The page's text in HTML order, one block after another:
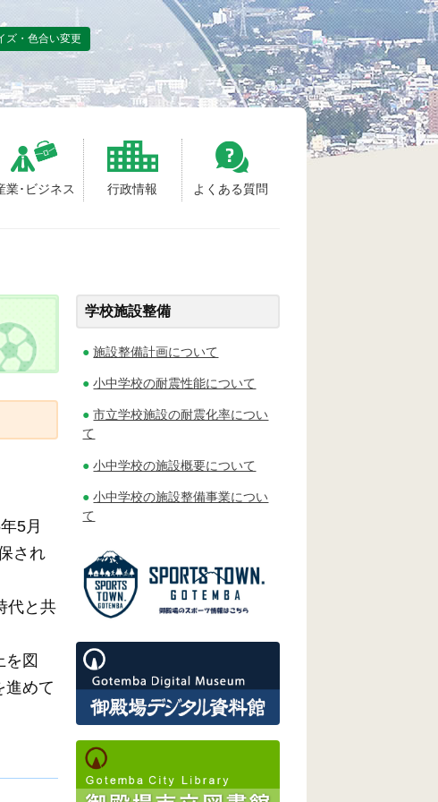
業･ビジネス 行政情報 よくある質問
ズ・色合い変更
5月
され
代と共
を図
進めて
学校施設整備
施設整備計画について
小中学校の耐震性能について
市立学校施設の耐震化率につい
て
小中学校の施設概要について
小中学校の施設整備事業につい
て